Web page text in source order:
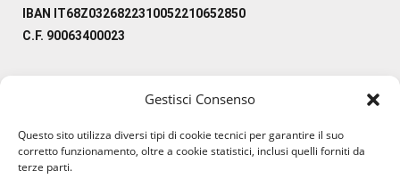
Gestisci Consenso
Questo sito utilizza diversi tipi di cookie tecnici per garantire il suo
corretto funzionamento, oltre a cookie statistici, inclusi quelli forniti da
terze parti.
IBAN IT68Z0326822310052210652850
C.F. 90063400023
#lanaterapia